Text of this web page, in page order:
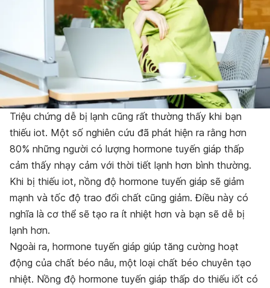
Triệu chứng dễ bị lạnh cũng rất thường thấy khi bạn
thiếu iot. Một số nghiên cứu đã phát hiện ra rằng hơn
80% những người có lượng hormone tuyến giáp thấp
cảm thấy nhạy cảm với thời tiết lạnh hơn bình thường.
Khi bị thiếu iot, nồng độ hormone tuyến giáp sẽ giảm
mạnh và tốc độ trao đổi chất cũng giảm. Điều này có
nghĩa là cơ thể sẽ tạo ra ít nhiệt hơn và bạn sẽ dễ bị
lạnh hơn.
Ngoài ra, hormone tuyến giáp giúp tăng cường hoạt
động của chất béo nâu, một loại chất béo chuyên tạo
nhiệt. Nồng độ hormone tuyến giáp thấp do thiếu iốt có